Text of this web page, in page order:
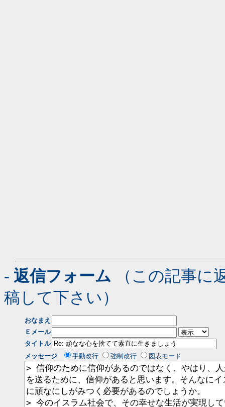
- 返信フォーム （この記事に
稿して下さい）
おなまえ
Ｅメール
タイトル
メッセージ
手動改行 強制改行 図表モード